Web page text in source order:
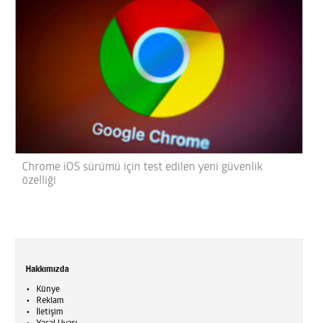
Chrome iOS sürümü için test edilen yeni güvenlik
özelliği
Hakkımızda
Künye
Reklam
İletişim